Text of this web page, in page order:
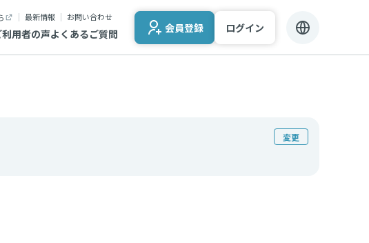
利用者の声よくあるご質問
最新情報 お問い合わせ
会員登録 ログイン
変更